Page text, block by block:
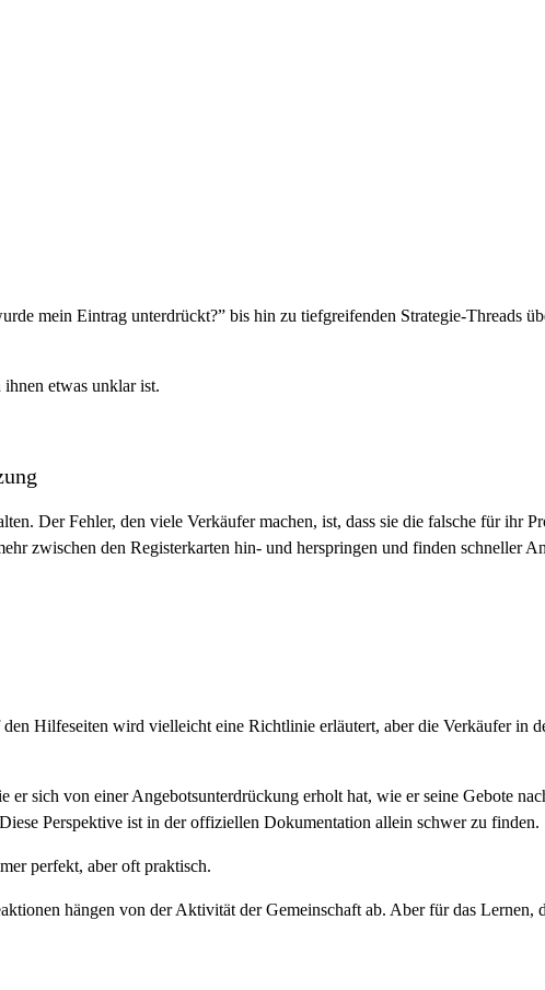
mein Eintrag unterdrückt?” bis hin zu tiefgreifenden Strategie-Threads
etwas unklar ist.
Der Fehler, den viele Verkäufer machen, ist, dass sie die falsche für ihr
zwischen den Registerkarten hin- und herspringen und finden schneller
Hilfeseiten wird vielleicht eine Richtlinie erläutert, aber die Verkäufer in
er sich von einer Angebotsunterdrückung erholt hat, wie er seine Gebote
Perspektive ist in der offiziellen Dokumentation allein schwer zu finden.
perfekt, aber oft praktisch.
hängen von der Aktivität der Gemeinschaft ab. Aber für das Lernen,